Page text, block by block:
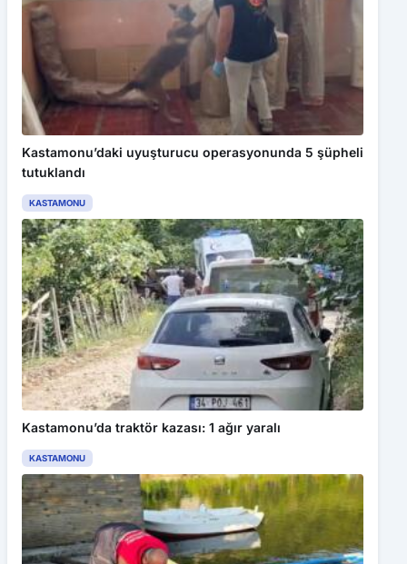
Kastamonu’daki uyuşturucu operasyonunda 5 şüpheli
tutuklandı
KASTAMONU
Kastamonu’da traktör kazası: 1 ağır yaralı
KASTAMONU